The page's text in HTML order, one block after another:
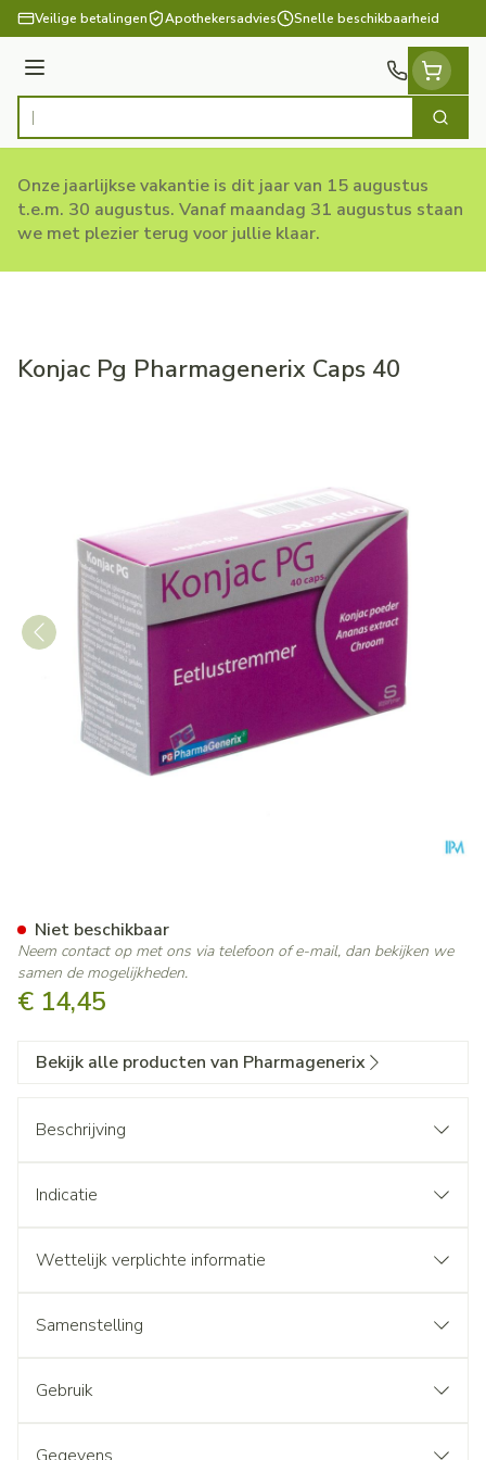
Ga naar de inhoud
Veilige betalingen Apothekersadvies Snelle beschikbaarheid
Menu
Product, merk, categorie... Zoek
Onze jaarlijkse vakantie is dit jaar van 15 augustus
t.e.m. 30 augustus. Vanaf maandag 31 augustus staan
we met plezier terug voor jullie klaar.
Konjac Pg Pharmagenerix Caps 40
€ 14,45
Niet beschikbaar
Neem contact op met ons via telefoon of e-mail, dan bekijken we
samen de mogelijkheden.
Bekijk alle producten van Pharmagenerix
Beschrijving
Indicatie
Wettelijk verplichte informatie
Samenstelling
Gebruik